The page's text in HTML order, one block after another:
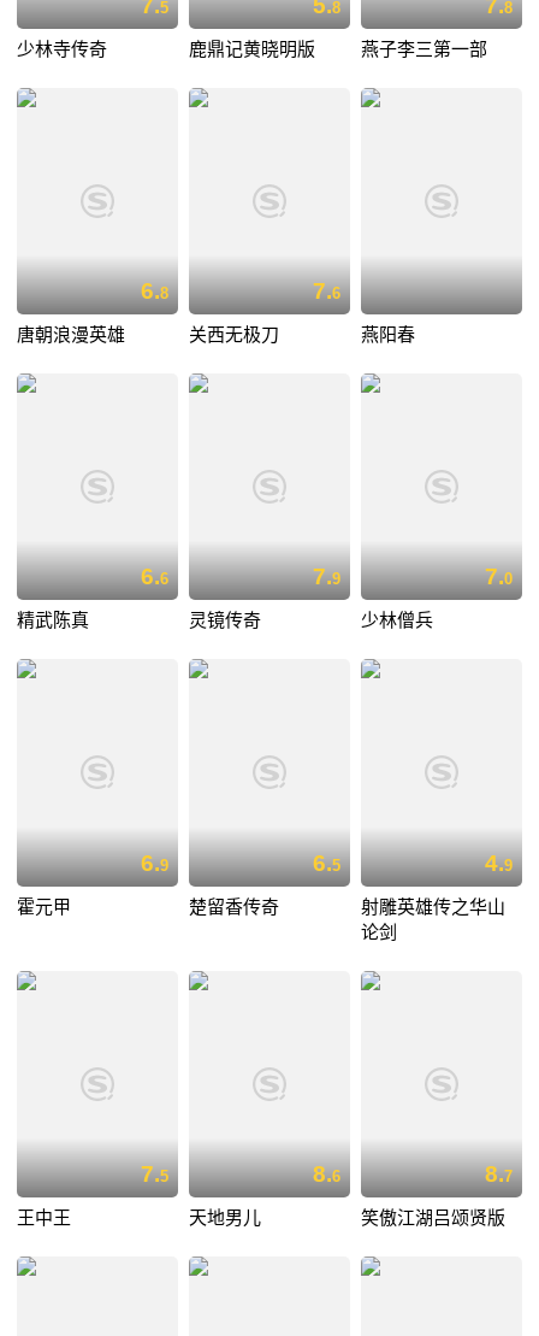
7.5
少林寺传奇
5.8
鹿鼎记黄晓明版
7.8
燕子李三第一部
6.8
唐朝浪漫英雄
7.6
关西无极刀 燕阳春
6.6
精武陈真
7.9
灵镜传奇
7.0
少林僧兵
6.9
霍元甲
6.5
楚留香传奇
4.9
射雕英雄传之华山
论剑
7.5
王中王
8.6
天地男儿
8.7
笑傲江湖吕颂贤版